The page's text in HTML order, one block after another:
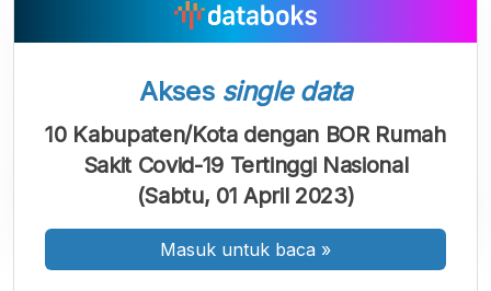
Akses single data
10 Kabupaten/Kota dengan BOR Rumah
Sakit Covid-19 Tertinggi Nasional
(Sabtu, 01 April 2023)
Masuk untuk baca »